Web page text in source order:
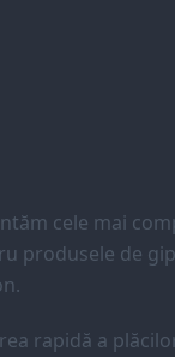
cele mai
produsele de
rapidă a